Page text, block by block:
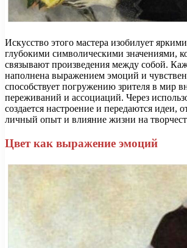
Искусство этого мастера изобилует
глубокими символическими значениями,
связывают произведения между собой.
наполнена выражением эмоций и
способствует погружению зрителя в мир
переживаний и ассоциаций. Через
создается настроение и передаются идеи,
личный опыт и влияние жизни на
Цвет как выражение эмоций